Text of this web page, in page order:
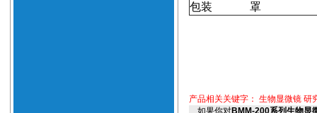
包装
罩
产品相关关键字： 生物显微镜 研
如果你对BMM-200系列生物显